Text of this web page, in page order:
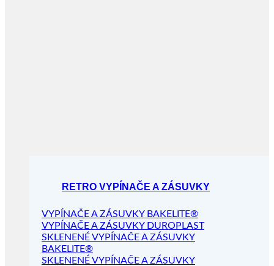
RETRO VYPÍNAČE A ZÁSUVKY
VYPÍNAČE A ZÁSUVKY BAKELITE®
VYPÍNAČE A ZÁSUVKY DUROPLAST
SKLENENÉ VYPÍNAČE A ZÁSUVKY
BAKELITE®
SKLENENÉ VYPÍNAČE A ZÁSUVKY